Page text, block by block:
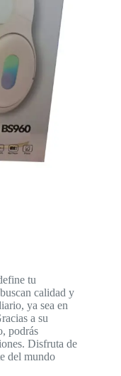
tu
calidad y
ya sea en
a su
podrás
Disfruta de
del mundo